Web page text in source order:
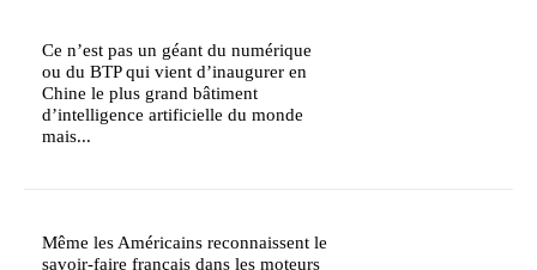
Ce n’est pas un géant du numérique
ou du BTP qui vient d’inaugurer en
Chine le plus grand bâtiment
d’intelligence artificielle du monde
mais...
Même les Américains reconnaissent le
savoir-faire français dans les moteurs